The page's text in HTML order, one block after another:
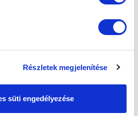
Részletek megjelenítése
süti engedélyezése